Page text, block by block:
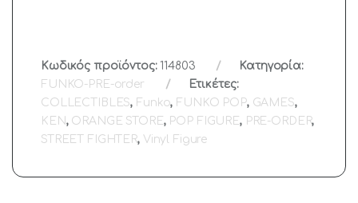
Κωδικός προϊόντος:114803
Κατηγορία:
FUNKO-PRE-order
Ετικέτες:
COLLECTIBLES, Funko, FUNKO POP, GAMES,
KEN, ORANGE STORE, POP FIGURE, PRE-ORDER,
STREET FIGHTER, Vinyl Figure